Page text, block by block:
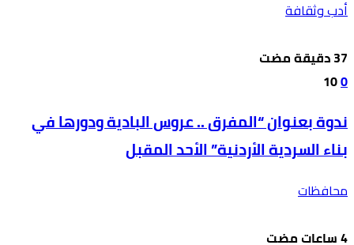
أدب وثقافة
0
10
ندوة بعنوان “المفرق .. عروس البادية ودورها في
بناء السردية الأردنية” الأحد المقبل
محافظات